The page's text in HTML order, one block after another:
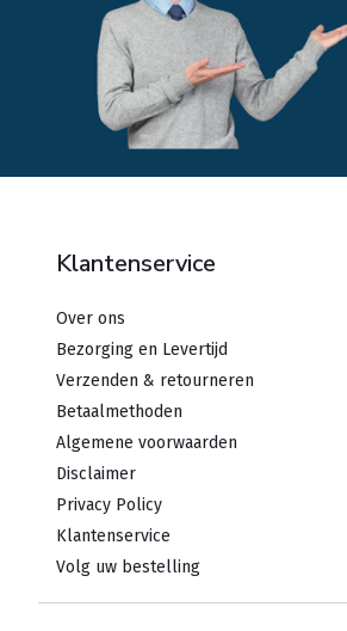
Klantenservice
Over ons
Bezorging en Levertijd
Verzenden & retourneren
Betaalmethoden
Algemene voorwaarden
Disclaimer
Privacy Policy
Klantenservice
Volg uw bestelling